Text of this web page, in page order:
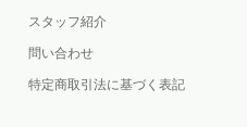
スタッフ紹介
問い合わせ
特定商取引法に基づく表記